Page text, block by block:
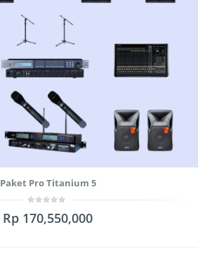
Paket Pro Titanium 5
out
Rp 170,550,000